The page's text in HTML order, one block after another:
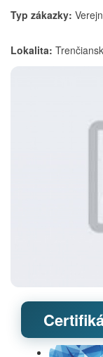
Typ zákazky:
Lokalita: